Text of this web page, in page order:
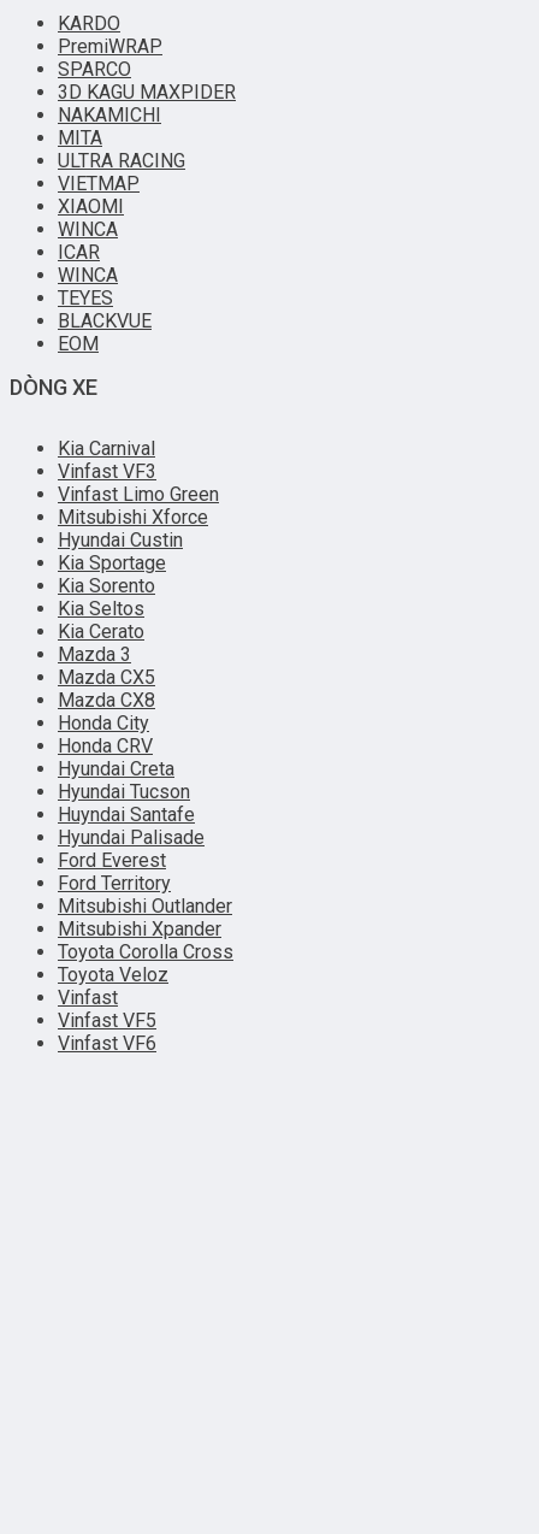
KARDO
PremiWRAP
SPARCO
3D KAGU MAXPIDER
NAKAMICHI
MITA
ULTRA RACING
VIETMAP
XIAOMI
WINCA
ICAR
WINCA
TEYES
BLACKVUE
EOM
DÒNG XE
Kia Carnival
Vinfast VF3
Vinfast Limo Green
Mitsubishi Xforce
Hyundai Custin
Kia Sportage
Kia Sorento
Kia Seltos
Kia Cerato
Mazda 3
Mazda CX5
Mazda CX8
Honda City
Honda CRV
Hyundai Creta
Hyundai Tucson
Huyndai Santafe
Hyundai Palisade
Ford Everest
Ford Territory
Mitsubishi Outlander
Mitsubishi Xpander
Toyota Corolla Cross
Toyota Veloz
Vinfast
Vinfast VF5
Vinfast VF6